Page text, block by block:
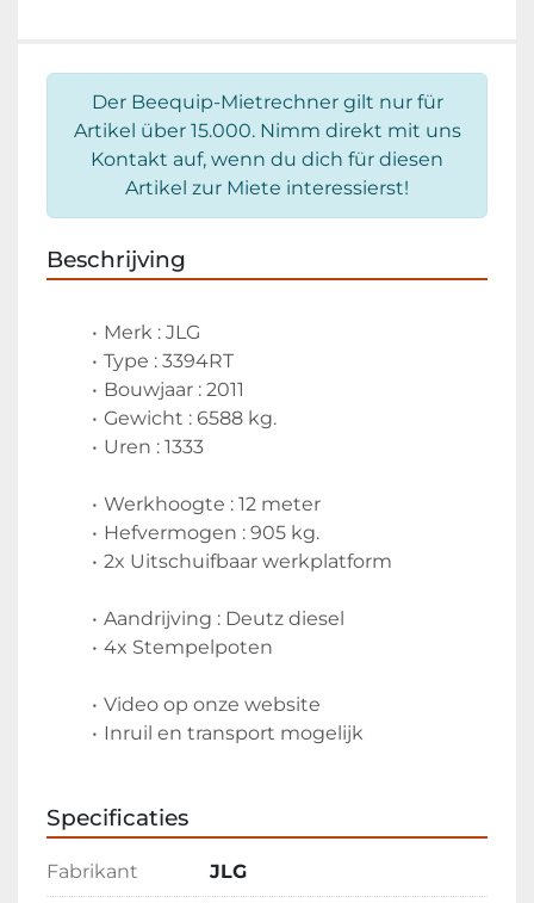
Der Beequip-Mietrechner gilt nur für
Artikel über 15.000. Nimm direkt mit uns
Kontakt auf, wenn du dich für diesen
Artikel zur Miete interessierst!
Beschrijving
Merk : JLG
Type : 3394RT
Bouwjaar : 2011
Gewicht : 6588 kg.
Uren : 1333
Werkhoogte : 12 meter
Hefvermogen : 905 kg.
2x Uitschuifbaar werkplatform
Aandrijving : Deutz diesel
4x Stempelpoten
Video op onze website
Inruil en transport mogelijk
Specificaties
Fabrikant
JLG